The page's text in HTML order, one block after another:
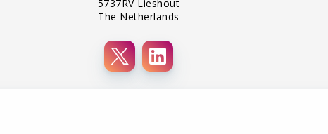
5737RV Lieshout
The Netherlands